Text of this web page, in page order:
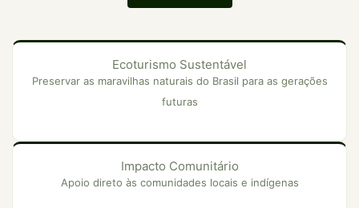
Ecoturismo Sustentável
Preservar as maravilhas naturais do Brasil para as gerações
futuras
Impacto Comunitário
Apoio direto às comunidades locais e indígenas